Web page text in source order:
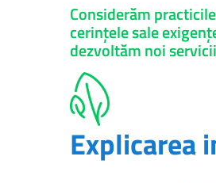
Considerăm
cerințele sale
dezvoltăm noi
Explicarea